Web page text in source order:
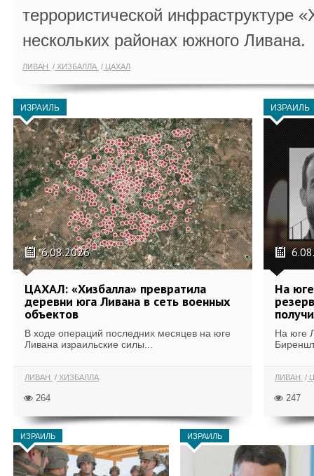
террористической инфраструктуре
нескольких районах южного Ливана.
ЛИВАН ХИЗБАЛЛА ЦАХАЛ
ИЗРАИЛЬ
6.08.2026
ЦАХАЛ: «Хизбалла» превратила
деревни юга Ливана в сеть военных
объектов
В ходе операций последних месяцев на юге
Ливана израильские силы...
ЛИВАН ХИЗБАЛЛА
264
ИЗРАИЛЬ
На
На юге
ЛИВАН
247
ИЗРАИЛЬ ИЗРАИЛЬ